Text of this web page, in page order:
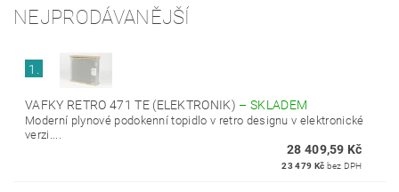
NEJPRODÁVANĚJŠÍ
1.
VAFKY RETRO 471 TE (ELEKTRONIK) –SKLADEM
Moderní plynové podokenní topidlo v retro designu v elektronické
verzi....
28 409,59 Kč
23 479 Kč bez DPH